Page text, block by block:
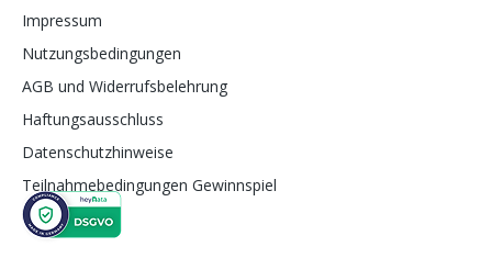
Impressum
Nutzungsbedingungen
AGB und Widerrufsbelehrung
Haftungsausschluss
Datenschutzhinweise
Teilnahmebedingungen Gewinnspiel